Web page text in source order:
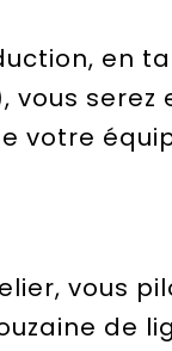
en
vous
votre
vous
de